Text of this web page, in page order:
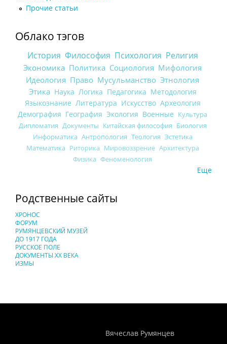
Прочие статьи
Облако тэгов
История Философия Психология Религия
Экономика Политика Социология Мифология
Идеология Право Мусульманство Этнология
Этика Наука Логика Педагогика Методология
Языкознание Литература Искусство Археология
Демография География Экология Военные Культура
Дипломатия Документы Китайская философия Биология
Информатика Антропология Теология Эстетика
Математика Риторика Мировоззрение Архитектура
Физика Феноменология
Еще
Родственные сайты
ХРОНОС
ФОРУМ
РУМЯНЦЕВСКИЙ МУЗЕЙ
ДО 1917 ГОДА
РУССКОЕ ПОЛЕ
ДОКУМЕНТЫ XX ВЕКА
ИЗМЫ
Вячеслав Румянцев